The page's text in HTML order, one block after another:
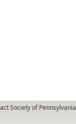
Society of Pennsylvania